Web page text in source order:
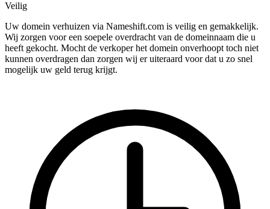
Veilig
Uw domein verhuizen via Nameshift.com is veilig en gemakkelijk.
Wij zorgen voor een soepele overdracht van de domeinnaam die u
heeft gekocht. Mocht de verkoper het domein onverhoopt toch niet
kunnen overdragen dan zorgen wij er uiteraard voor dat u zo snel
mogelijk uw geld terug krijgt.